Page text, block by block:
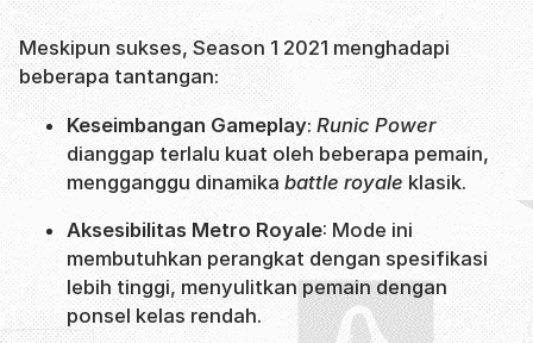
Meskipun sukses, Season 1 2021 menghadapi
beberapa tantangan:
Keseimbangan Gameplay: Runic Power
dianggap terlalu kuat oleh beberapa pemain,
mengganggu dinamika battle royale klasik.
Aksesibilitas Metro Royale: Mode ini
membutuhkan perangkat dengan spesifikasi
lebih tinggi, menyulitkan pemain dengan
ponsel kelas rendah.